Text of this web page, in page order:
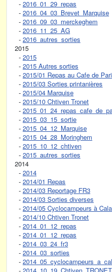
- 2016_01_29_repas
- 2016_04_03_Brevet_Marquise
- 2016_09_03_merckeghem
- 2016_11_25_AG
- 2016_autres_sorties
2015
- 2015
- 2015 Autres sorties
- 2015/01 Repas au Cafe de
- 2015/03 Sorties printanières
- 2015/04 Marquise
- 2015/10 Chtiven Tronet
-
- 2015_03_15_sortie
- 2015_04_12_Marquise
- 2015_04_28_Moringhem
- 2015_10_12_chtiven
- 2015_autres_sorties
2014
- 2014
- 2014/01 Repas
- 2014/03 Reportage FR3
- 2014/03 Sorties diverses
- 2014/05 Cyclocampeurs à
- 2014/10 Chtiven Tronet
- 2014_01_12_repas
- 2014_01_12_repas
- 2014_03_24_fr3
- 2014_03_sorties
-